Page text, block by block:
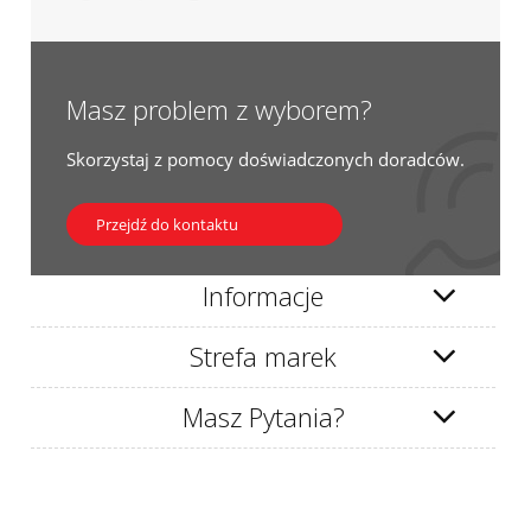
Masz problem z wyborem?
Skorzystaj z pomocy doświadczonych doradców.
Przejdź do kontaktu
Informacje
Strefa marek
Masz Pytania?